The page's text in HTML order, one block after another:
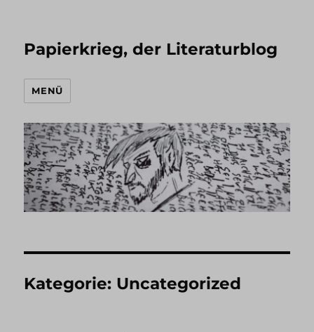
Papierkrieg, der Literaturblog
MENÜ
Kategorie: Uncategorized